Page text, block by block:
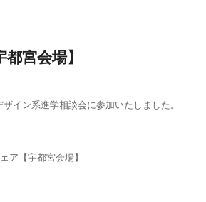
宮会場】
イン系進学相談会に参加いたしました。
ア【宇都宮会場】